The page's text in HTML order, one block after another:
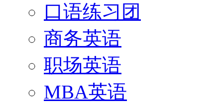
口语练习团
商务英语
职场英语
MBA英语